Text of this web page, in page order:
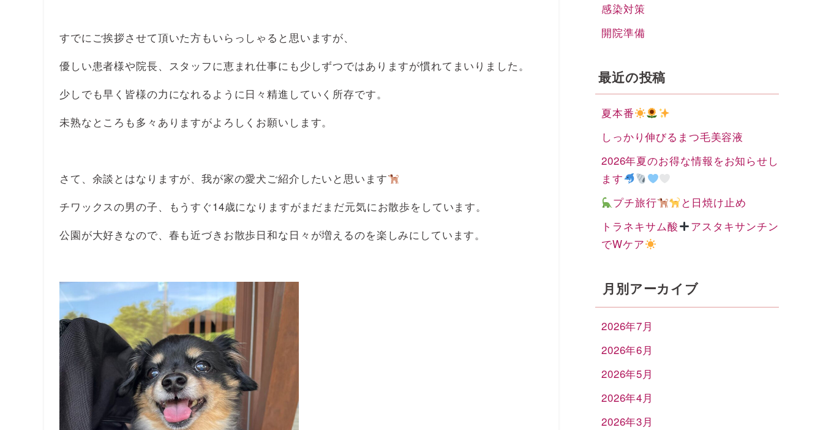
すでにご挨拶させて頂いた方もいらっしゃると思いますが、
優しい患者様や院長、スタッフに恵まれ仕事にも少しずつではありますが慣れてまいりました。
少しでも早く皆様の力になれるように日々精進していく所存です。
未熟なところも多々ありますがよろしくお願いします。
さて、余談とはなりますが、我が家の愛犬ご紹介したいと思います
チワックスの男の子、もうすぐ14歳になりますがまだまだ元気にお散歩をしています。
公園が大好きなので、春も近づきお散歩日和な日々が増えるのを楽しみにしています。
感染対策
開院準備
最近の投稿
夏本番
しっかり伸びるまつ毛美容液
2026年夏のお得な情報をお知らせし
ます
プチ旅行
と日焼け止め
トラネキサム酸
アスタキサンチン
でWケア
月別アーカイブ
2026年7月
2026年6月
2026年5月
2026年4月
2026年3月